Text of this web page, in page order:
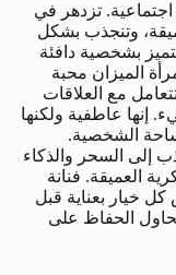
اجتماعية. تزدهر في
وتنجذب بشكل
بشخصية دافئة
الميزان محبة
مع العلاقات
إنها عاطفية ولكنها
الشخصية.
إلى السحر والذكاء
العميقة. فنانة
كل خيار بعناية قبل
الحفاظ على